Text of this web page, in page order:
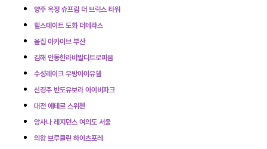
양주 옥정 슈프림 더 브릭스 타워
힐스테이트 도화 더테라스
올집 아카이브 부산
김해 안동한라비발디트로피움
수성레이크 우방아이유쉘
신경주 반도유보라 아이비파크
대전 에테르 스위첸
앙사나 레지던스 여의도 서울
의왕 브루클린 하이츠포레